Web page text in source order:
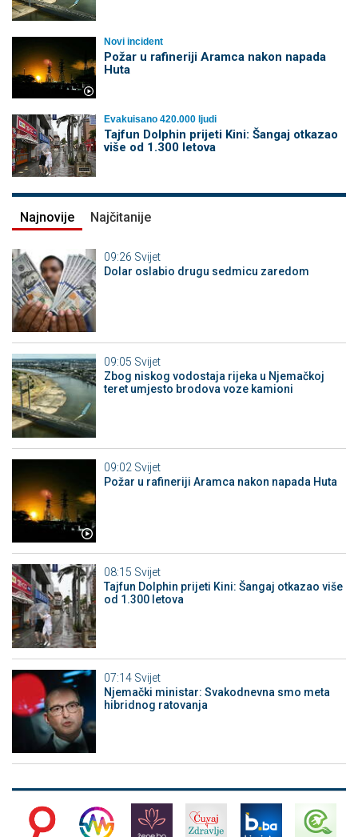
Novi incident
Požar u rafineriji Aramca nakon napada
Huta
Evakuisano 420.000 ljudi
Tajfun Dolphin prijeti Kini: Šangaj otkazao
više od 1.300 letova
Najnovije Najčitanije
09:26 Svijet
Dolar oslabio drugu sedmicu zaredom
09:05 Svijet
Zbog niskog vodostaja rijeka u Njemačkoj
teret umjesto brodova voze kamioni
09:02 Svijet
Požar u rafineriji Aramca nakon napada Huta
08:15 Svijet
Tajfun Dolphin prijeti Kini: Šangaj otkazao više
od 1.300 letova
07:14 Svijet
Njemački ministar: Svakodnevna smo meta
hibridnog ratovanja